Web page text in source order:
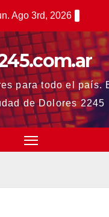
Ago 3rd, 2026
para todo el país.
de Dolores 2245